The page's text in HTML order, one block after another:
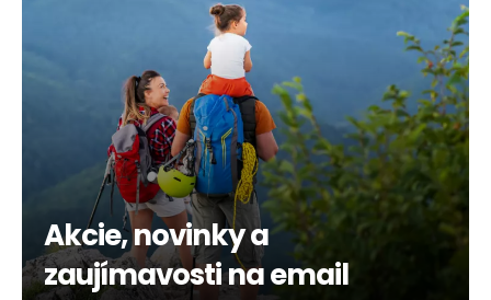
Akcie, novinky a
zaujímavosti na email